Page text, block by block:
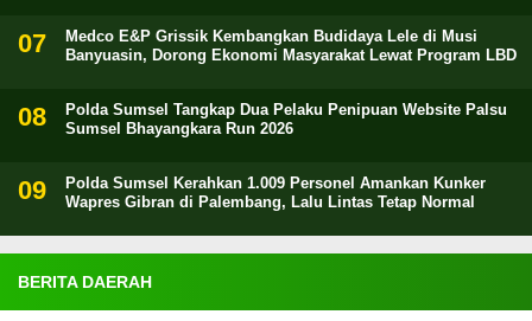
Medco E&P Grissik Kembangkan Budidaya Lele di Musi
Banyuasin, Dorong Ekonomi Masyarakat Lewat Program LBD
Polda Sumsel Tangkap Dua Pelaku Penipuan Website Palsu
Sumsel Bhayangkara Run 2026
Polda Sumsel Kerahkan 1.009 Personel Amankan Kunker
Wapres Gibran di Palembang, Lalu Lintas Tetap Normal
BERITA DAERAH